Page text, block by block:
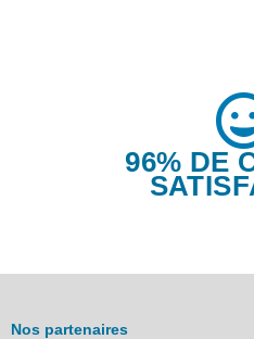
96% DE
Nos partenaires